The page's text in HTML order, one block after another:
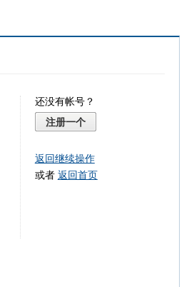
还没有帐号？
注册一个
返回继续操作
或者 返回首页